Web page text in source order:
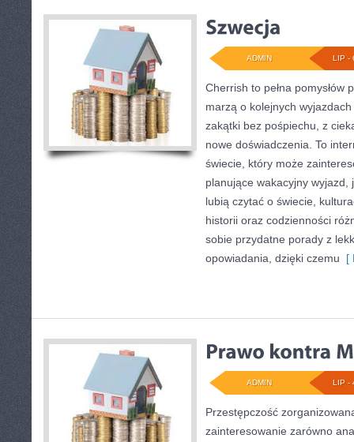
LIP -
ADMIN
Cherrish to pełna pomysłów
marzą o kolejnych
zakątki bez pośpiechu, z
nowe doświadczenia. To
świecie, który może
planujące wakacyjny
lubią czytać o świecie,
historii oraz codzienności
sobie przydatne porady z
opowiadania, dzięki czemu [
LIP -
ADMIN
Przestępczość
zainteresowanie zarówno